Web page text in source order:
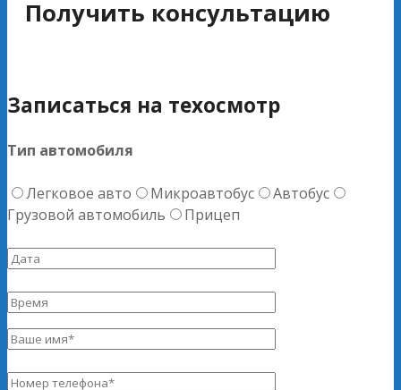
Получить консультацию
Записаться на техосмотр
Тип автомобиля
Легковое авто Микроавтобус
Автобус
Грузовой автомобиль
Прицеп